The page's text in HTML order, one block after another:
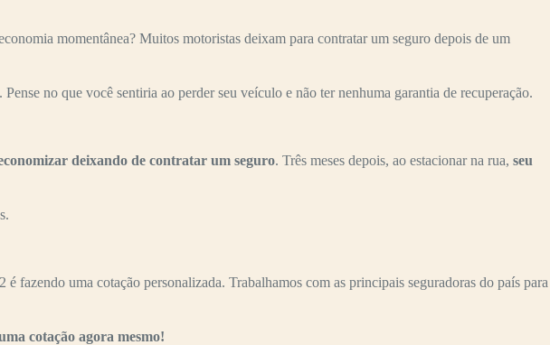
momentânea? Muitos motoristas deixam para contratar um seguro depois de um
no que você sentiria ao perder seu veículo e não ter nenhuma garantia de recuperação.
deixando de contratar um seguro. Três meses depois, ao estacionar na rua, seu
uma cotação personalizada. Trabalhamos com as principais seguradoras do país para
cotação agora mesmo!